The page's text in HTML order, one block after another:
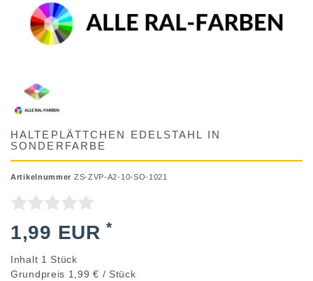
HALTEPLÄTTCHEN EDELSTAHL IN
SONDERFARBE
Artikelnummer ZS-ZVP-A2-10-SO-1021
1,99 EUR*
Inhalt 1 Stück
Grundpreis 1,99 € / Stück